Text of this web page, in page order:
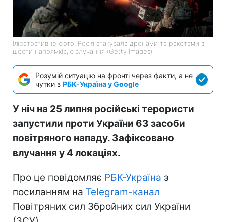
Ілюстративне фото: Росія атакувала дронами та ракетами з
шести напрямків, є влучання (Getty Images)
Розумій ситуацію на фронті через факти, а не
чутки з РБК-Україна у Google
У ніч на 25 липня російські терористи
запустили проти України 63 засоби
повітряного нападу. Зафіксовано
влучання у 4 локаціях.
Про це повідомляє РБК-Україна з
посиланням на Telegram-канал
Повітряних сил Збройних сил України